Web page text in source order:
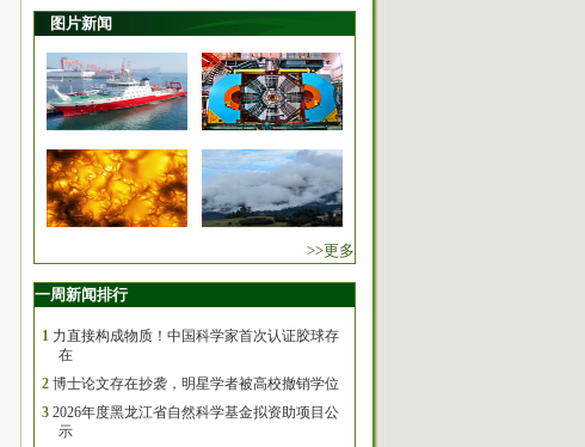
图片新闻
>>更多
一周新闻排行
1 力直接构成物质！中国科学家首次认证胶球存
在
2 博士论文存在抄袭，明星学者被高校撤销学位
3 2026年度黑龙江省自然科学基金拟资助项目公
示